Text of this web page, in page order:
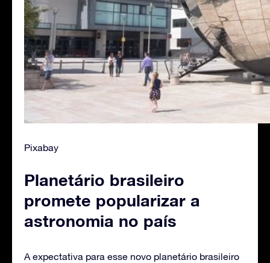
Pixabay
Planetário brasileiro
promete popularizar a
astronomia no país
A expectativa para esse novo planetário brasileiro